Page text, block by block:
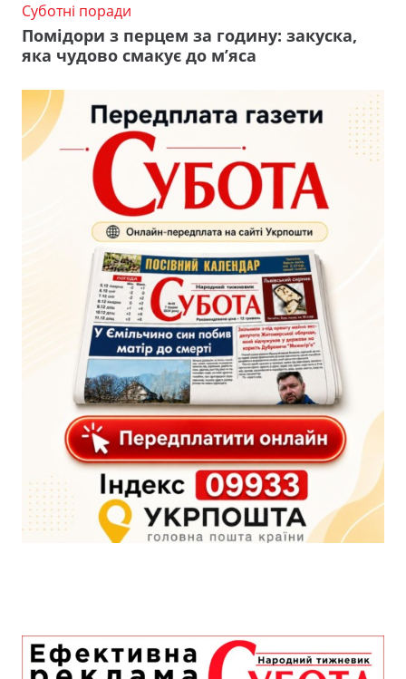
Суботні поради
Помідори з перцем за годину: закуска,
яка чудово смакує до м’яса